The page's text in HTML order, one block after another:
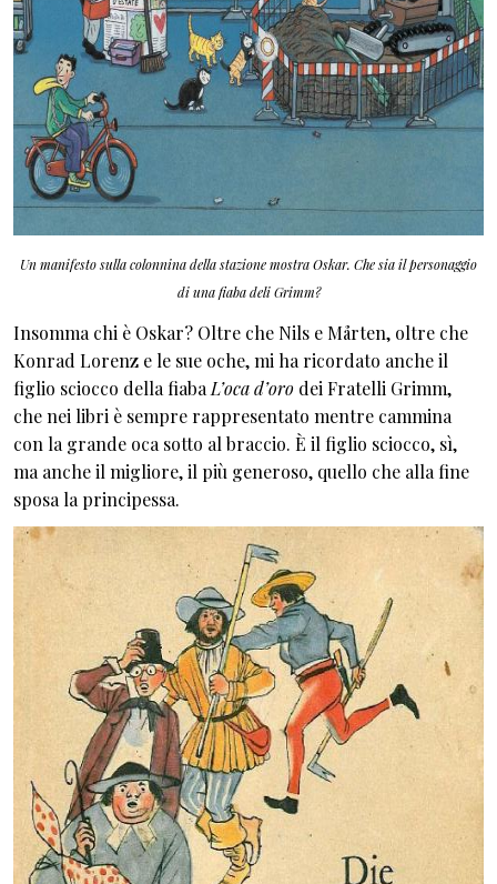
Un manifesto sulla colonnina della stazione mostra Oskar. Che sia il personaggio
di una fiaba deli Grimm?
Insomma chi è Oskar? Oltre che Nils e Mårten, oltre che
Konrad Lorenz e le sue oche, mi ha ricordato anche il
figlio sciocco della fiaba L’oca d’oro dei Fratelli Grimm,
che nei libri è sempre rappresentato mentre cammina
con la grande oca sotto al braccio. È il figlio sciocco, sì,
ma anche il migliore, il più generoso, quello che alla fine
sposa la principessa.